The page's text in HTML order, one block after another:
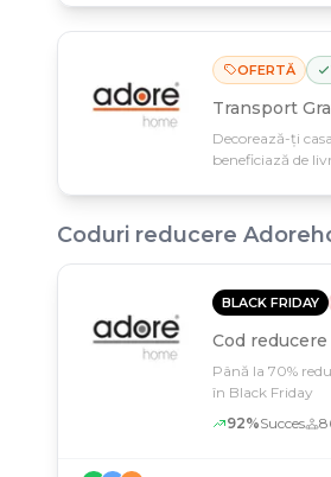
OFERTĂ
Transport
Decorează-ți
beneficiază de
Coduri reducere
BLACK FRIDAY
Cod reducere
Până la 70%
în Black Friday
92%Succes